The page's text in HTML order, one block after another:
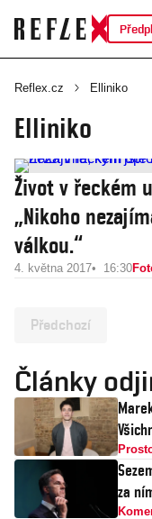
Reflex.cz Elliniko
Elliniko
Život v řeckém
„Nikoho
válkou.“
4. května 2017 16:30
Předchozí
Články
za